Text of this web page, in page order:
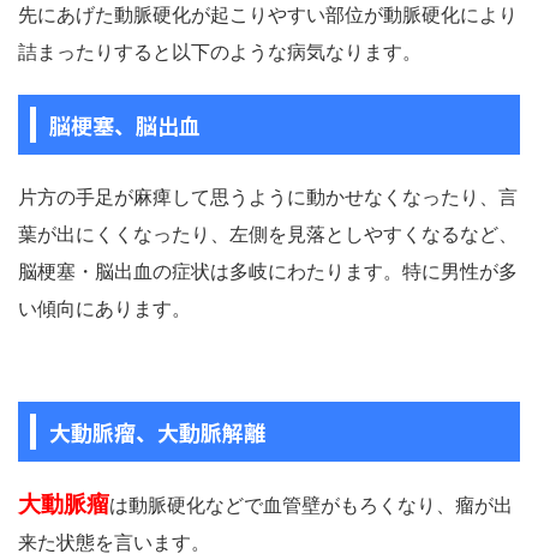
先にあげた動脈硬化が起こりやすい部位が動脈硬化により
詰まったりすると以下のような病気なります。
脳梗塞、脳出血
片方の手足が麻痺して思うように動かせなくなったり、言
葉が出にくくなったり、左側を見落としやすくなるなど、
脳梗塞・脳出血の症状は多岐にわたります。特に男性が多
い傾向にあります。
大動脈瘤、大動脈解離
大動脈瘤は動脈硬化などで血管壁がもろくなり、瘤が出
来た状態を言います。